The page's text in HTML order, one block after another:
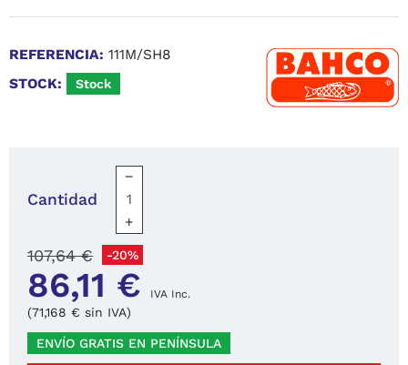
REFERENCIA: 111M/SH8
STOCK:
Stock
Cantidad
−
+
86,11 € IVA Inc.
107,64 € -20%
(71,168 € sin IVA)
ENVÍO GRATIS EN PENÍNSULA